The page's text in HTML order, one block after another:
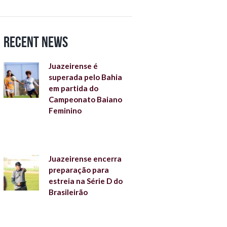
Recent News
Juazeirense é
superada pelo Bahia
em partida do
Campeonato Baiano
Feminino
Juazeirense encerra
preparação para
estreia na Série D do
Brasileirão